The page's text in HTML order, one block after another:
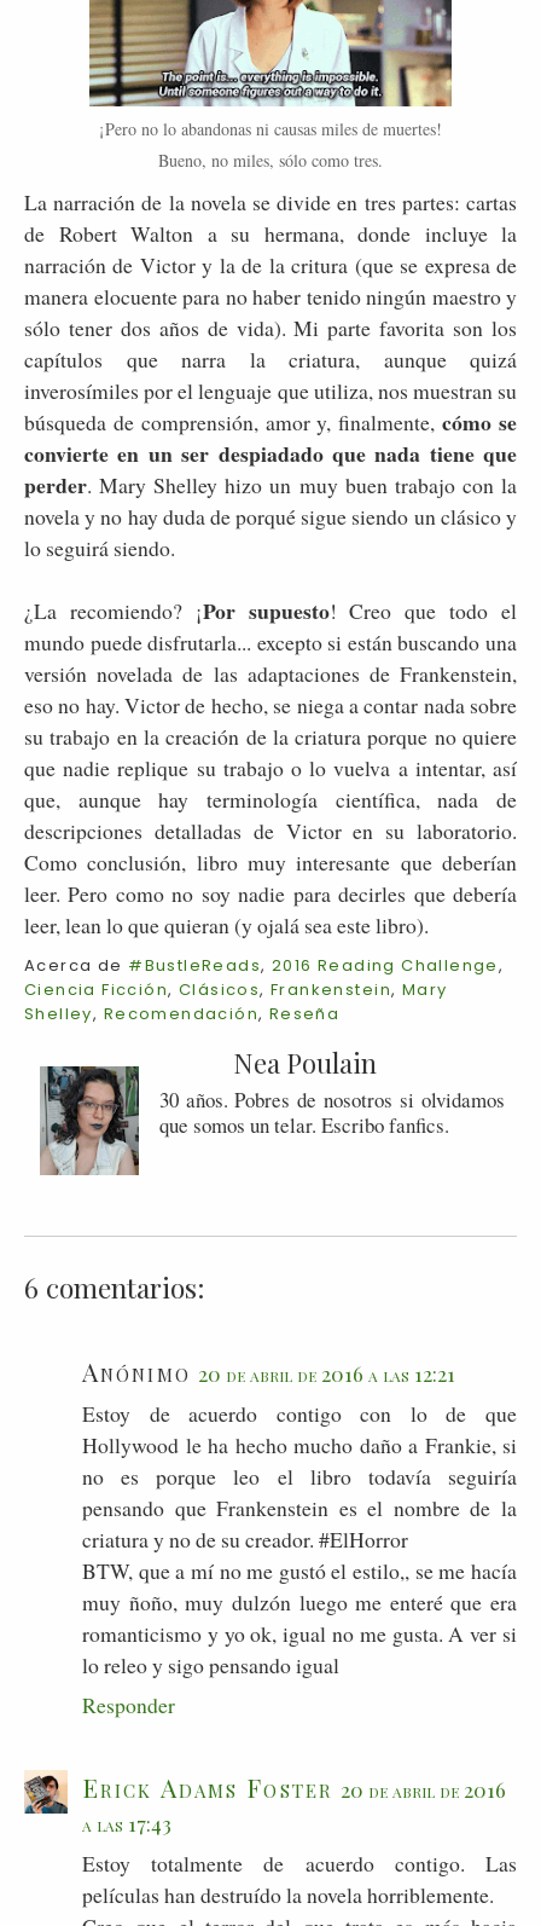
¡Pero no lo abandonas ni causas miles de muertes!
Bueno, no miles, sólo como tres.
La narración de la novela se divide en tres partes: cartas
de Robert Walton a su hermana, donde incluye la
narración de Victor y la de la critura (que se expresa de
manera elocuente para no haber tenido ningún maestro y
sólo tener dos años de vida). Mi parte favorita son los
capítulos que narra la criatura, aunque quizá
inverosímiles por el lenguaje que utiliza, nos muestran su
búsqueda de comprensión, amor y, finalmente,cómo se
convierte en un ser despiadado que nada tiene que
perder. Mary Shelley hizo un muy buen trabajo con la
novela y no hay duda de porqué sigue siendo un clásico y
lo seguirá siendo.
¿La recomiendo? ¡Por supuesto! Creo que todo el
mundo puede disfrutarla... excepto si están buscando una
versión novelada de las adaptaciones de Frankenstein,
eso no hay. Victor de hecho, se niega a contar nada sobre
su trabajo en la creación de la criatura porque no quiere
que nadie replique su trabajo o lo vuelva a intentar, así
que, aunque hay terminología científica, nada de
descripciones detalladas de Victor en su laboratorio.
Como conclusión, libro muy interesante que deberían
leer. Pero como no soy nadie para decirles que debería
leer, lean lo que quieran (y ojalá sea este libro).
Acerca de #BustleReads, 2016 Reading Challenge,
Ciencia Ficción, Clásicos,Frankenstein, Mary
Shelley, Recomendación, Reseña
Nea Poulain
30 años. Pobres de nosotros si olvidamos
que somos un telar. Escribo fanfics.
6 comentarios:
Anónimo 20 de abril de 2016 a las 12:21
Estoy de acuerdo contigo con lo de que
Hollywood le ha hecho mucho daño a Frankie, si
no es porque leo el libro todavía seguiría
pensando que Frankenstein es el nombre de la
criatura y no de su creador. #ElHorror
BTW, que a mí no me gustó el estilo,, se me hacía
muy ñoño, muy dulzón luego me enteré que era
romanticismo y yo ok, igual no me gusta. A ver si
lo releo y sigo pensando igual
Responder
Erick Adams Foster 20 de abril de 2016
a las 17:43
Estoy totalmente de acuerdo contigo. Las
películas han destruído la novela horriblemente.